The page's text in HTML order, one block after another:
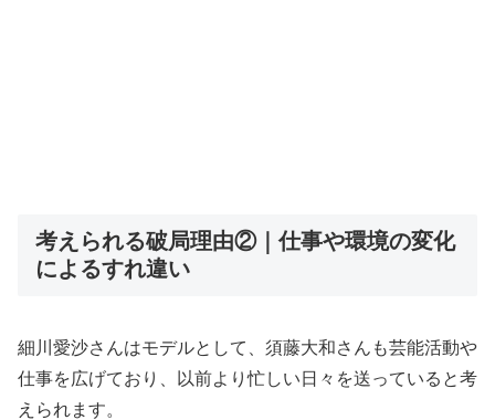
考えられる破局理由②｜仕事や環境の変化
によるすれ違い
細川愛沙さんはモデルとして、須藤大和さんも芸能活動や
仕事を広げており、以前より忙しい日々を送っていると考
えられます。